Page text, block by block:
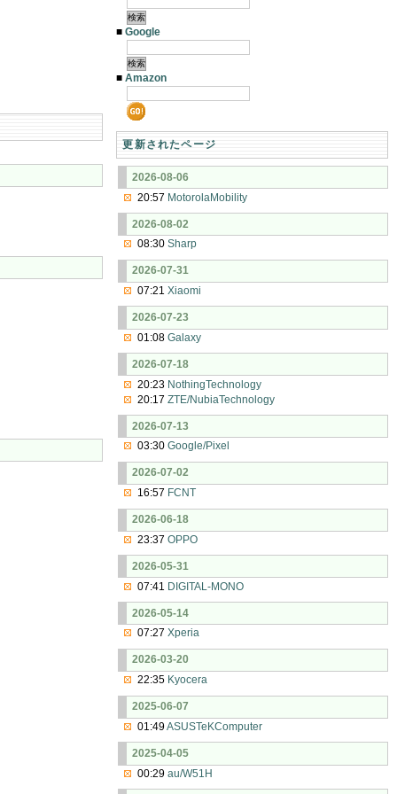
■Google
■Amazon
更新されたページ
2026-08-06
20:57 MotorolaMobility
2026-08-02
08:30Sharp
2026-07-31
07:21Xiaomi
2026-07-23
01:08Galaxy
2026-07-18
20:23 NothingTechnology
20:17ZTE/NubiaTechnology
2026-07-13
03:30Google/Pixel
2026-07-02
16:57 FCNT
2026-06-18
23:37OPPO
2026-05-31
07:41 DIGITAL-MONO
2026-05-14
07:27Xperia
2026-03-20
22:35 Kyocera
2025-06-07
01:49ASUSTeKComputer
2025-04-05
00:29au/W51H